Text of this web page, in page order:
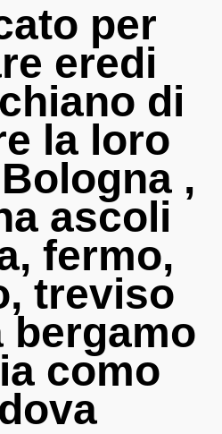
per
eredi
di
la loro
,
ascoli
fermo,
treviso
bergamo
como